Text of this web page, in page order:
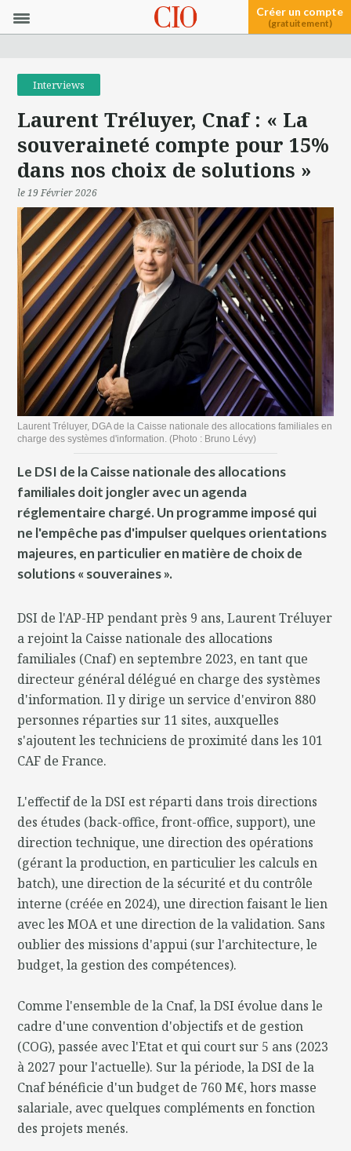
Créer un compte
(gratuitement)
Interviews
Laurent Tréluyer, Cnaf : « La
souveraineté compte pour 15%
dans nos choix de solutions »
le 19 Février 2026
Laurent Tréluyer, DGA de la Caisse nationale des allocations familiales en
charge des systèmes d'information. (Photo : Bruno Lévy)
Le DSI de la Caisse nationale des allocations
familiales doit jongler avec un agenda
réglementaire chargé. Un programme imposé qui
ne l'empêche pas d'impulser quelques orientations
majeures, en particulier en matière de choix de
solutions « souveraines ».
DSI de l'AP-HP pendant près 9 ans, Laurent Tréluyer
a rejoint la Caisse nationale des allocations
familiales (Cnaf) en septembre 2023, en tant que
directeur général délégué en charge des systèmes
d'information. Il y dirige un service d'environ 880
personnes réparties sur 11 sites, auxquelles
s'ajoutent les techniciens de proximité dans les 101
CAF de France.
L'effectif de la DSI est réparti dans trois directions
des études (back-office, front-office, support), une
direction technique, une direction des opérations
(gérant la production, en particulier les calculs en
batch), une direction de la sécurité et du contrôle
interne (créée en 2024), une direction faisant le lien
avec les MOA et une direction de la validation. Sans
oublier des missions d'appui (sur l'architecture, le
budget, la gestion des compétences).
Comme l'ensemble de la Cnaf, la DSI évolue dans le
cadre d'une convention d'objectifs et de gestion
(COG), passée avec l'Etat et qui court sur 5 ans (2023
à 2027 pour l'actuelle). Sur la période, la DSI de la
Cnaf bénéficie d'un budget de 760 M€, hors masse
salariale, avec quelques compléments en fonction
des projets menés.